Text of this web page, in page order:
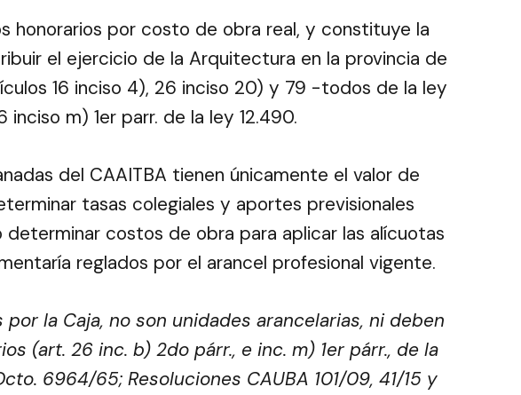
honorarios por costo de obra real, y constituye la
el ejercicio de la Arquitectura en la provincia de
16 inciso 4), 26 inciso 20) y 79 -todos de la ley
m) 1er parr. de la ley 12.490.
del CAAITBA tienen únicamente el valor de
tasas colegiales y aportes previsionales
costos de obra para aplicar las alícuotas
reglados por el arancel profesional vigente.
la Caja, no son unidades arancelarias, ni deben
(art. 26 inc. b) 2do párr., e inc. m) 1er párr., de la
6964/65; Resoluciones CAUBA 101/09, 41/15 y